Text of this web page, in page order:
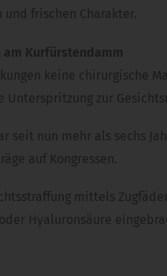
frischen Charakter.
Kurfürstendamm
keine chirurgische
Unterspritzung zur
nun mehr als sechs
auf Kongressen.
mittels
Hyaluronsäure